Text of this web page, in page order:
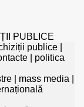
PUBLICE
publice
politica
| mass media